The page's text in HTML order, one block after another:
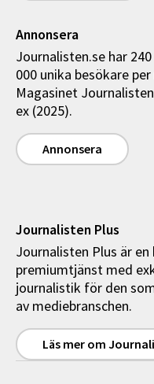
Annonsera
Journalisten.se har
000 unika besökare
Magasinet
ex (2025).
Annonsera
Journalisten Plus
Journalisten Plus är
premiumtjänst med
journalistik för den
av mediebranschen.
Läs mer om